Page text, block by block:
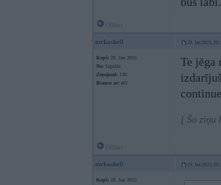
mrkashell 29. Jan 2025,
Kopš: 28. Jun 2015
No: Sigulda
Ziņojumi: 130
Braucu ar: e61
Te jēga
[ Šo ziņu
mrkashell 29. Jan 2025,
Kopš: 28. Jun 2015